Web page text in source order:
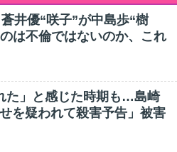
井優“咲子”が中島歩“樹
は不倫ではないのか、これ
た」と感じた時期も…島崎
を疑われて殺害予告」被害